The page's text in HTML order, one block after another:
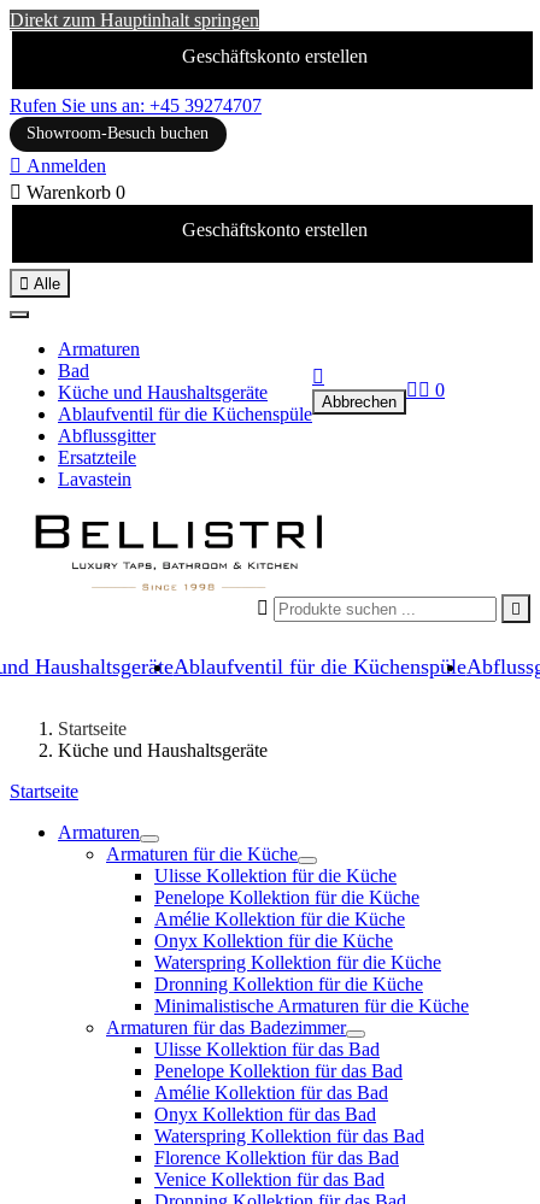
Direkt zum Hauptinhalt springen
Geschäftskonto erstellen
Rufen Sie uns an: +45 39274707
Showroom-Besuch buchen
 Anmelden
 Warenkorb 0
Geschäftskonto erstellen
HaushaltsgeräteAblaufventil für die Küchenspüle
 Alle
Armaturen
Bad
Küche und Haushaltsgeräte
Ablaufventil für die Küchenspüle
Abflussgitter
Ersatzteile
Lavastein
 

Abbrechen
  0
Startseite
Küche und Haushaltsgeräte
Startseite
Armaturen
Armaturen für die Küche
Ulisse Kollektion für die Küche
Penelope Kollektion für die Küche
Amélie Kollektion für die Küche
Onyx Kollektion für die Küche
Waterspring Kollektion für die Küche
Dronning Kollektion für die Küche
Minimalistische Armaturen für die Küche
Armaturen für das Badezimmer
Ulisse Kollektion für das Bad
Penelope Kollektion für das Bad
Amélie Kollektion für das Bad
Onyx Kollektion für das Bad
Waterspring Kollektion für das Bad
Florence Kollektion für das Bad
Venice Kollektion für das Bad